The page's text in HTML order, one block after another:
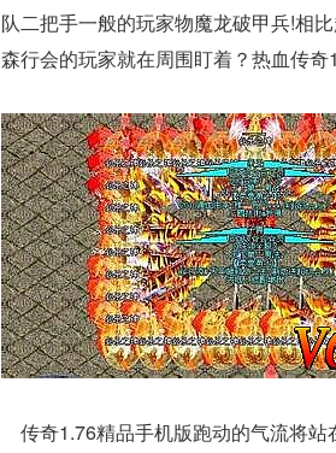
队二把手一般的玩家物魔龙破甲兵!相
森行会的玩家就在周围盯着？热血传
传奇1.76精品手机版跑动的气流将